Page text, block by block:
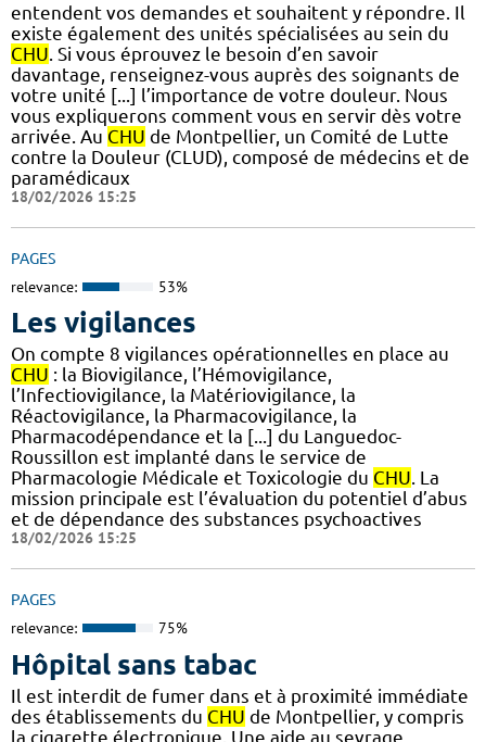
entendent vos demandes et souhaitent y répondre. Il
existe également des unités spécialisées au sein du
CHU . Si vous éprouvez le besoin d’en savoir
davantage, renseignez-vous auprès des soignants de
votre unité [...] l’importance de votre douleur. Nous
vous expliquerons comment vous en servir dès votre
arrivée. Au CHU de Montpellier, un Comité de Lutte
contre la Douleur (CLUD), composé de médecins et de
paramédicaux
18/02/2026 15:25
PAGES
relevance: 53%
Les vigilances
On compte 8 vigilances opérationnelles en place au
CHU : la Biovigilance, l’Hémovigilance,
l’Infectiovigilance, la Matériovigilance, la
Réactovigilance, la Pharmacovigilance, la
Pharmacodépendance et la [...] du Languedoc-
Roussillon est implanté dans le service de
Pharmacologie Médicale et Toxicologie du CHU. La
mission principale est l’évaluation du potentiel d’abus
et de dépendance des substances psychoactives
18/02/2026 15:25
PAGES
relevance: 75%
Hôpital sans tabac
Il est interdit de fumer dans et à proximité immédiate
des établissements du CHU de Montpellier, y compris
la cigarette électronique. Une aide au sevrage